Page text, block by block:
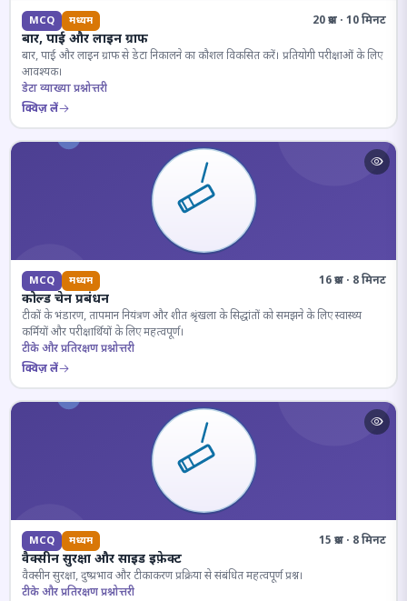
MCQ मध्यम 20 प्रश्न · 10 मिनट
बार, पाई और लाइन ग्राफ
बार, पाई और लाइन ग्राफ से डेटा निकालने का कौशल विकसित करें। प्रतियोगी परीक्षाओं के लिए
आवश्यक।
डेटा व्याख्या प्रश्नोत्तरी
क्विज़ लें
MCQ मध्यम 16 प्रश्न · 8 मिनट
कोल्ड चेन प्रबंधन
टीकों के भंडारण, तापमान नियंत्रण और शीत श्रृंखला के सिद्धांतों को समझने के लिए स्वास्थ्य
कर्मियों और परीक्षार्थियों के लिए महत्वपूर्ण।
टीके और प्रतिरक्षण प्रश्नोत्तरी
क्विज़ लें
MCQ मध्यम 15 प्रश्न · 8 मिनट
वैक्सीन सुरक्षा और साइड इफ़ेक्ट
वैक्सीन सुरक्षा, दुष्प्रभाव और टीकाकरण प्रक्रिया से संबंधित महत्वपूर्ण प्रश्न।
टीके और प्रतिरक्षण प्रश्नोत्तरी